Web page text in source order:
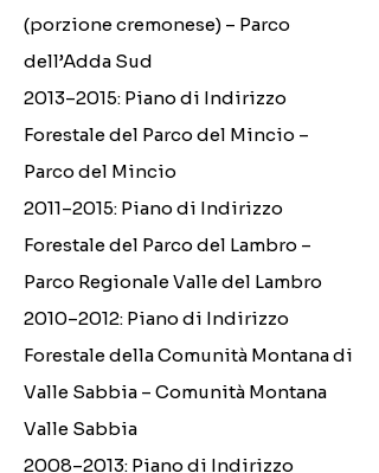
(porzione cremonese) – Parco
dell’Adda Sud
2013–2015: Piano di Indirizzo
Forestale del Parco del Mincio –
Parco del Mincio
2011–2015: Piano di Indirizzo
Forestale del Parco del Lambro –
Parco Regionale Valle del Lambro
2010–2012: Piano di Indirizzo
Forestale della Comunità Montana di
Valle Sabbia – Comunità Montana
Valle Sabbia
2008–2013: Piano di Indirizzo